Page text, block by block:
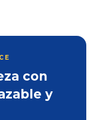
con
y